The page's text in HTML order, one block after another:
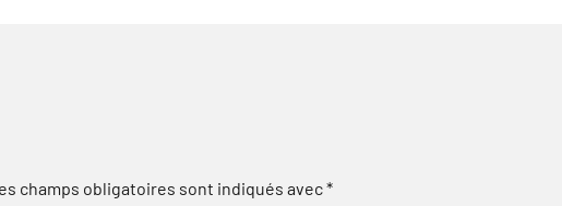
champs obligatoires sont indiqués avec*